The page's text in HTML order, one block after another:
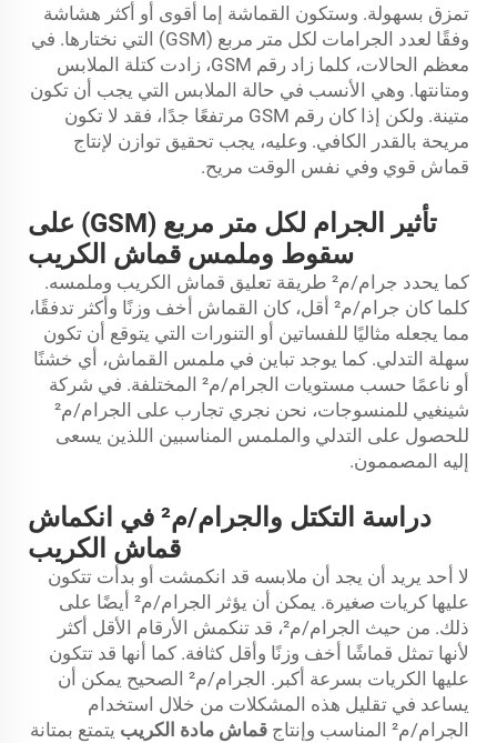
تمزق بسهولة. وستكون القماشة إما أقوى أو أكثر هشاشة
وفقًا لعدد الجرامات لكل متر مربع (GSM) التي نختارها. في
معظم الحالات، كلما زاد رقم GSM، زادت كتلة الملابس
ومتانتها. وهي الأنسب في حالة الملابس التي يجب أن تكون
متينة. ولكن إذا كان رقم GSM مرتفعًا جدًا، فقد لا تكون
مريحة بالقدر الكافي. وعليه، يجب تحقيق توازن لإنتاج
قماش قوي وفي نفس الوقت مريح.
تأثير الجرام لكل متر مربع (GSM) على
سقوط وملمس قماش الكريب
كما يحدد جرام/م² طريقة تعليق قماش الكريب وملمسه.
كلما كان جرام/م² أقل، كان القماش أخف وزنًا وأكثر تدفقًا،
مما يجعله مثاليًا للفساتين أو التنورات التي يتوقع أن تكون
سهلة التدلي. كما يوجد تباين في ملمس القماش، أي خشنًا
أو ناعمًا حسب مستويات الجرام/م² المختلفة. في شركة
شينغيي للمنسوجات، نحن نجري تجارب على الجرام/م²
للحصول على التدلي والملمس المناسبين اللذين يسعى
إليه المصممون.
دراسة التكتل والجرام/م² في انكماش
قماش الكريب
لا أحد يريد أن يجد أن ملابسه قد انكمشت أو بدأت تتكون
عليها كريات صغيرة. يمكن أن يؤثر الجرام/م² أيضًا على
ذلك. من حيث الجرام/م²، قد تنكمش الأرقام الأقل أكثر
لأنها تمثل قماشًا أخف وزنًا وأقل كثافة. كما أنها قد تتكون
عليها الكريات بسرعة أكبر. الجرام/م² الصحيح يمكن أن
يساعد في تقليل هذه المشكلات من خلال استخدام
الجرام/م² المناسب وإنتاج
قماش مادة الكريب يتمتع بمتانة